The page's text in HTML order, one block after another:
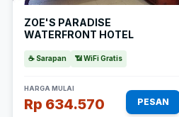
ZOE'S PARADISE
WATERFRONT HOTEL
☕ Sarapan 📶 WiFi Gratis
HARGA MULAI
Rp 634.570 PESAN